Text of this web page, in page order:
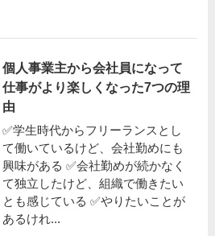
個人事業主から会社員になって
仕事がより楽しくなった7つの理
由
✅学生時代からフリーランスとし
て働いているけど、会社勤めにも
興味がある ✅会社勤めが続かなく
て独立したけど、組織で働きたい
とも感じている ✅やりたいことが
あるけれ...